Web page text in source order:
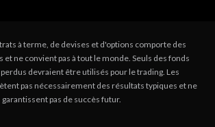
à terme, de devises et d'options comporte des
ne convient pas à tout le monde. Seuls des fonds
devraient être utilisés pour le trading. Les
pas nécessairement des résultats typiques et ne
garantissent pas de succès futur.